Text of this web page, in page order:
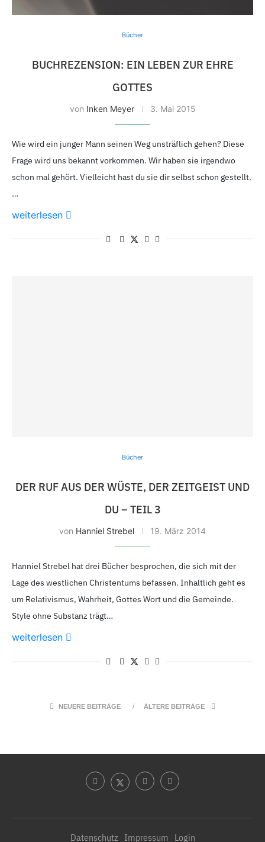
Bücher
BUCHREZENSION: EIN LEBEN ZUR EHRE
GOTTES
von Inken Meyer 3. Mai 2015
Wie wird ein junger Mann seinen Weg unsträflich gehen? Diese
Frage wird uns bekannt vorkommen. Wir haben sie irgendwo
schon mal gehört. Vielleicht hast du sie dir selbst schon gestellt.
…
weiterlesen
Bücher
DER RUF AUS DER WÜSTE, DER ZEITGEIST UND
DU – TEIL 3
von Hanniel Strebel 19. März 2014
Hanniel Strebel hat drei Bücher besprochen, die sich mit der
Lage des westlichen Christentums befassen. Inhaltlich geht es
um Relativismus, Wahrheit, Gottes Wort und die Gemeinde.
Style ohne Substanz trägt…
weiterlesen
NEUERE BEITRÄGE ÄLTERE BEITRÄGE
Datenschutz Impressum Login